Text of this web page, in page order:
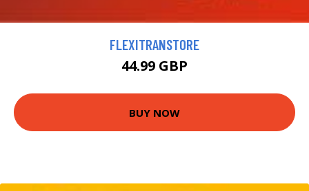
FLEXITRANSTORE
44.99 GBP
BUY NOW